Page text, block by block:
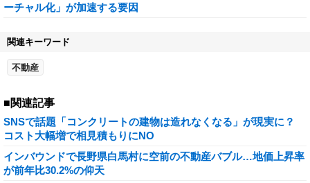
ーチャル化」が加速する要因
関連キーワード
不動産
■関連記事
SNSで話題「コンクリートの建物は造れなくなる」が現実に？
コスト大幅増で相見積もりにNO
インバウンドで長野県白馬村に空前の不動産バブル…地価上昇率
が前年比30.2%の仰天